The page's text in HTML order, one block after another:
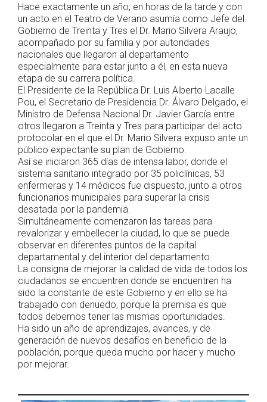
Hace exactamente un año, en horas de la tarde y con
un acto en el Teatro de Verano asumía como Jefe del
Gobierno de Treinta y Tres el Dr. Mario Silvera Araujo,
acompañado por su familia y por autoridades
nacionales que llegaron al departamento
especialmente para estar junto a él, en esta nueva
etapa de su carrera política.
El Presidente de la República Dr. Luis Alberto Lacalle
Pou, el Secretario de Presidencia Dr. Álvaro Delgado, el
Ministro de Defensa Nacional Dr. Javier García entre
otros llegaron a Treinta y Tres para participar del acto
protocolar en el que el Dr. Mario Silvera expuso ante un
público expectante su plan de Gobierno.
Así se iniciaron 365 días de intensa labor, donde el
sistema sanitario integrado por 35 policlínicas, 53
enfermeras y 14 médicos fue dispuesto, junto a otros
funcionarios municipales para superar la crisis
desatada por la pandemia.
Simultáneamente comenzaron las tareas para
revalorizar y embellecer la ciudad, lo que se puede
observar en diferentes puntos de la capital
departamental y del interior del departamento.
La consigna de mejorar la calidad de vida de todos los
ciudadanos se encuentren donde se encuentren ha
sido la constante de este Gobierno y en ello se ha
trabajado con denuedo, porque la premisa es que
todos debemos tener las mismas oportunidades.
Ha sido un año de aprendizajes, avances, y de
generación de nuevos desafíos en beneficio de la
población, porque queda mucho por hacer y mucho
por mejorar.